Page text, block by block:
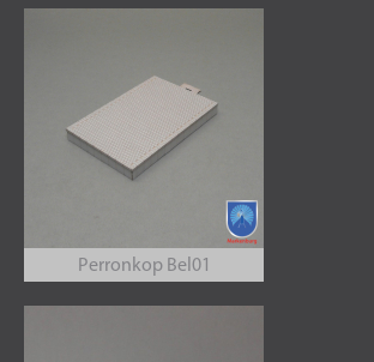
Perronkop Bel01